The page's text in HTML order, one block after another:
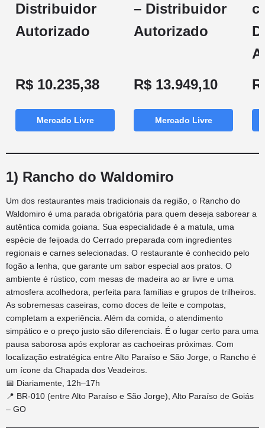
Distribuidor
Autorizado
R$ 10.235,38
Mercado Livre
– Distribuidor
Autorizado
R$ 13.949,10
Mercado Livre
1) Rancho do Waldomiro
Um dos restaurantes mais tradicionais da região, o Rancho do
Waldomiro é uma parada obrigatória para quem deseja saborear a
autêntica comida goiana. Sua especialidade é a matula, uma
espécie de feijoada do Cerrado preparada com ingredientes
regionais e carnes selecionadas. O restaurante é conhecido pelo
fogão a lenha, que garante um sabor especial aos pratos. O
ambiente é rústico, com mesas de madeira ao ar livre e uma
atmosfera acolhedora, perfeita para famílias e grupos de trilheiros.
As sobremesas caseiras, como doces de leite e compotas,
completam a experiência. Além da comida, o atendimento
simpático e o preço justo são diferenciais. É o lugar certo para uma
pausa saborosa após explorar as cachoeiras próximas. Com
localização estratégica entre Alto Paraíso e São Jorge, o Rancho é
um ícone da Chapada dos Veadeiros.
📅 Diariamente, 12h–17h
📍 BR-010 (entre Alto Paraíso e São Jorge), Alto Paraíso de Goiás
– GO